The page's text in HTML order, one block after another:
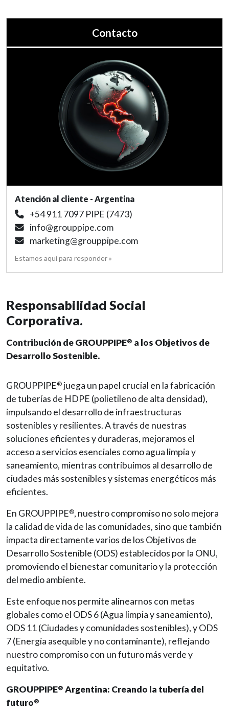
Contacto
Atención al cliente - Argentina
+54 911 7097 PIPE (7473)
info@grouppipe.com
marketing@grouppipe.com
Estamos aquí para responder »
Responsabilidad Social
Corporativa.
Contribución de GROUPPIPE® a los Objetivos de
Desarrollo Sostenible.
GROUPPIPE® juega un papel crucial en la fabricación
de tuberías de HDPE (polietileno de alta densidad),
impulsando el desarrollo de infraestructuras
sostenibles y resilientes. A través de nuestras
soluciones eficientes y duraderas, mejoramos el
acceso a servicios esenciales como agua limpia y
saneamiento, mientras contribuimos al desarrollo de
ciudades más sostenibles y sistemas energéticos más
eficientes.
En GROUPPIPE®, nuestro compromiso no solo mejora
la calidad de vida de las comunidades, sino que también
impacta directamente varios de los Objetivos de
Desarrollo Sostenible (ODS) establecidos por la ONU,
promoviendo el bienestar comunitario y la protección
del medio ambiente.
Este enfoque nos permite alinearnos con metas
globales como el ODS 6 (Agua limpia y saneamiento),
ODS 11 (Ciudades y comunidades sostenibles), y ODS
7 (Energía asequible y no contaminante), reflejando
nuestro compromiso con un futuro más verde y
equitativo.
GROUPPIPE® Argentina: Creando la tubería del
futuro®